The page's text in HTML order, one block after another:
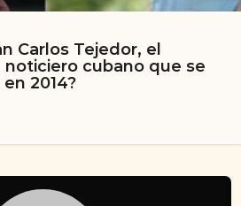
Carlos Tejedor, el
cubano que se
2014?